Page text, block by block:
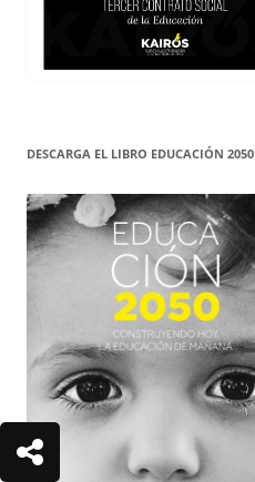
DESCARGA EL LIBRO EDUCACIÓN 2050